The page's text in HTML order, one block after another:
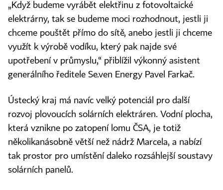
„Když budeme vyrábět elektřinu z fotovoltaické
elektrárny, tak se budeme moci rozhodnout, jestli ji
chceme pouštět přímo do sítě, anebo jestli ji chceme
využít k výrobě vodíku, který pak najde své
upotřebení v průmyslu,“ přiblížil výkonný asistent
generálního ředitele Se.ven Energy Pavel Farkač.
Ústecký kraj má navíc velký potenciál pro další
rozvoj plovoucích solárních elektráren. Vodní plocha,
která vznikne po zatopení lomu ČSA, je totiž
několikanásobně větší než nádrž Marcela, a nabízí
tak prostor pro umístění daleko rozsáhlejší soustavy
solárních panelů.